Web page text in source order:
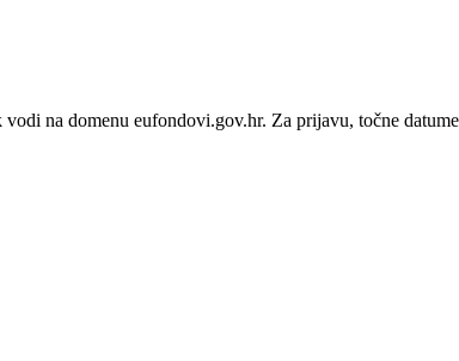
na domenu eufondovi.gov.hr. Za prijavu, točne